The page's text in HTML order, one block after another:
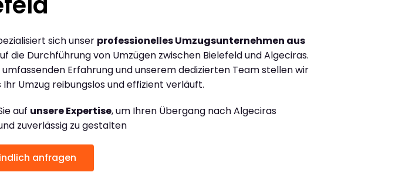
sich unser professionelles Umzugsunternehmen aus
die Durchführung von Umzügen zwischen Bielefeld und Algeciras.
Erfahrung und unserem dedizierten Team stellen wir
Ihr Umzug reibungslos und effizient verläuft.
auf unsere Expertise, um Ihren Übergang nach Algeciras
zuverlässig zu gestalten
anfragen